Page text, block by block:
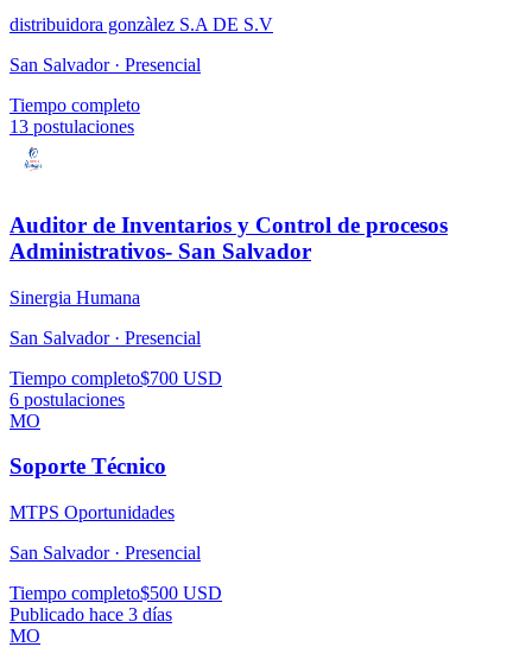
distribuidora gonzàlez S.A DE S.V
San Salvador · Presencial
Tiempo completo
13 postulaciones
Auditor de Inventarios y Control de procesos
Administrativos- San Salvador
Sinergia Humana
San Salvador · Presencial
Tiempo completo$700 USD
6 postulaciones
MO
Soporte Técnico
MTPS Oportunidades
San Salvador · Presencial
Tiempo completo$500 USD
Publicado hace 3 días
MO